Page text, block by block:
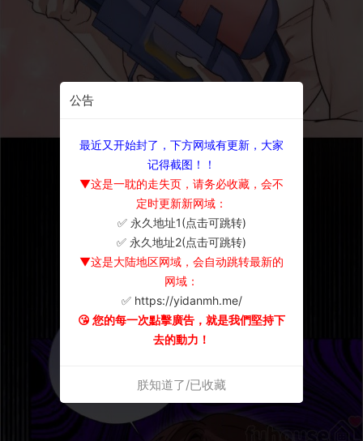
公告
最近又开始封了，下方网域有更新，大家
记得截图！！
▼这是一耽的走失页，请务必收藏，会不
定时更新新网域：
✅ 永久地址1(点击可跳转)
✅ 永久地址2(点击可跳转)
▼这是大陆地区网域，会自动跳转最新的
网域：
✅ https://yidanmh.me/
😘 您的每一次點擊廣告，就是我們堅持下
去的動力！
朕知道了/已收藏